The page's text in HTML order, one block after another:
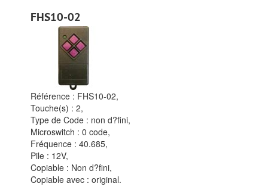
FHS10-02
Référence : FHS10-02,
Touche(s) :2,
Type de Code : non d?fini,
Microswitch :0 code,
Fréquence :40.685,
Pile : 12V,
Copiable : Non d?fini,
Copiable avec :original.